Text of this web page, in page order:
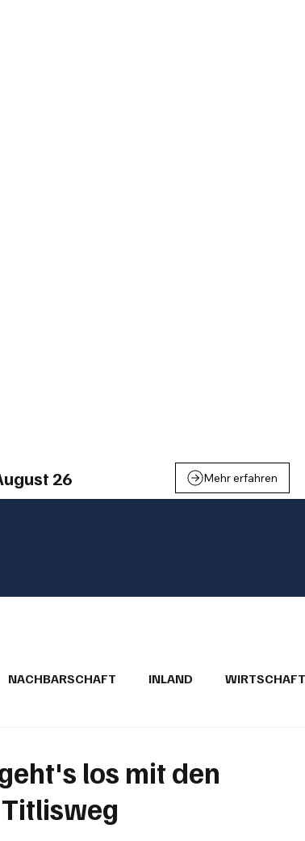
26 Mehr erfahren
NACHBARSCHAFT INLAND WIRTSCHAFT
los mit den